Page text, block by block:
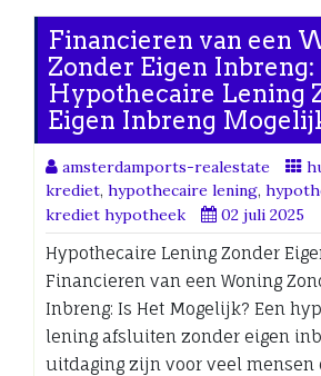
Financieren van een
Zonder Eigen Inbreng:
Hypothecaire Lening
Eigen Inbreng
amsterdamports-realestate
krediet, hypothecaire lening,
krediet hypotheek
02 juli 2025
Hypothecaire Lening Zonder
Financieren van een Woning
Inbreng: Is Het Mogelijk? Een
lening afsluiten zonder eigen
uitdaging zijn voor veel mensen